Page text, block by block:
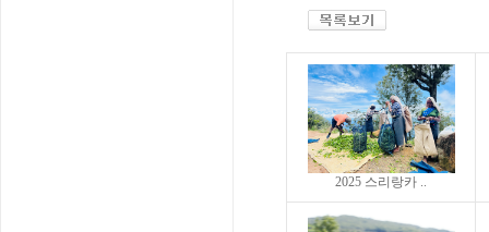
2025 스리랑카 ..